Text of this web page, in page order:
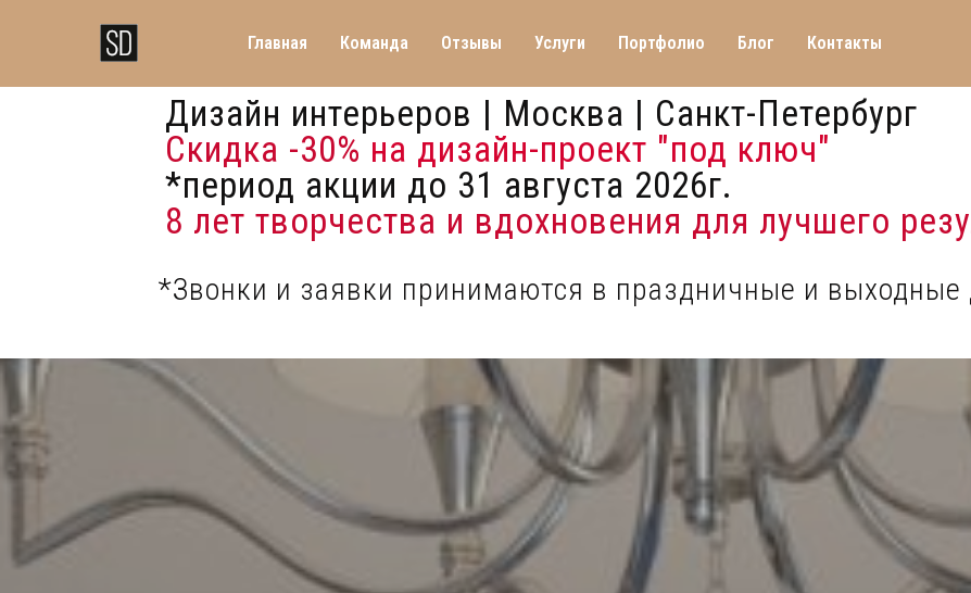
Главная Команда Отзывы Услуги Портфолио Блог Контакты
*Звонки и заявки принимаются в праздничные и выходные
Дизайн интерьеров | Москва | Санкт-Петербург
Скидка -30% на дизайн-проект "под ключ"
*период акции до 31 августа 2026г.
8 лет творчества и вдохновения для лучшего